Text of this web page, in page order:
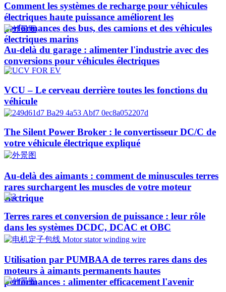
Comment les systèmes de recharge pour véhicules
électriques haute puissance améliorent les
performances des bus, des camions et des véhicules
électriques marins
Au-delà du garage : alimenter l'industrie avec des
conversions pour véhicules électriques
VCU – Le cerveau derrière toutes les fonctions du
véhicule
The Silent Power Broker : le convertisseur DC/C de
votre véhicule électrique expliqué
Au-delà des aimants : comment de minuscules terres
rares surchargent les muscles de votre moteur
électrique
Terres rares et conversion de puissance : leur rôle
dans les systèmes DCDC, DCAC et OBC
Utilisation par PUMBAA de terres rares dans des
moteurs à aimants permanents hautes
performances : alimenter efficacement l'avenir